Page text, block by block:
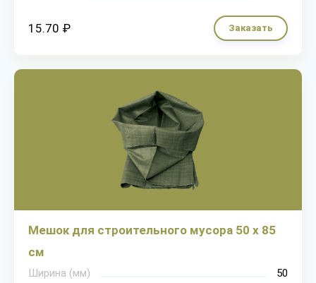
15.70 ₽ Заказать
Мешок для строительного мусора 50 х 85
см
Ширина (мм)
50